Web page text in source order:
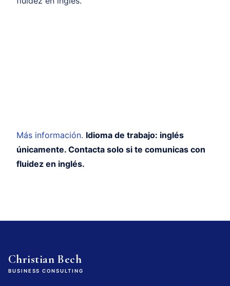
Más información. Idioma de trabajo: inglés
únicamente. Contacta solo si te comunicas con
fluidez en inglés.
Christian Bech
BUSINESS CONSULTING